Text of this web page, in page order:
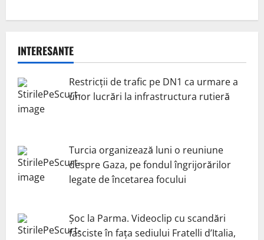
INTERESANTE
Restricții de trafic pe DN1 ca urmare a
unor lucrări la infrastructura rutieră
Turcia organizează luni o reuniune
despre Gaza, pe fondul îngrijorărilor
legate de încetarea focului
Șoc la Parma. Videoclip cu scandări
fasciste în fața sediului Fratelli d’Italia,